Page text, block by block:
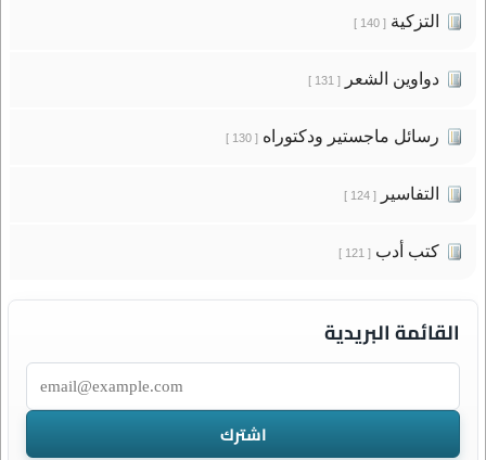
التزكية[ 140 ]
دواوين الشعر[ 131 ]
رسائل ماجستير ودكتوراه[ 130 ]
التفاسير[ 124 ]
كتب أدب[ 121 ]
القائمة البريدية